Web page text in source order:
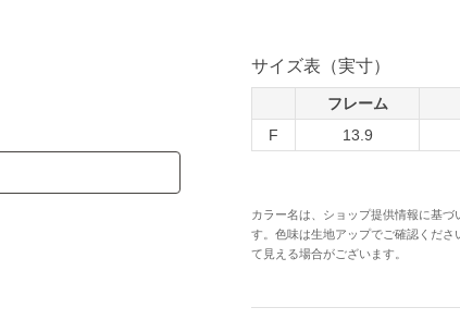
サイズ表（実寸）
フレーム
F
13.9
カラー名は、ショップ提供情報に基
す。色味は生地アップでご確認くだ
て見える場合がございます。